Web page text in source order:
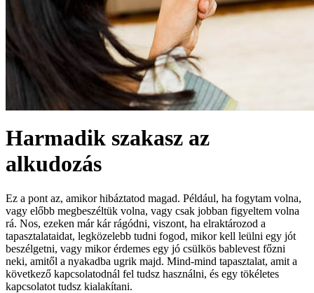
Harmadik szakasz az
alkudozás
Ez a pont az, amikor hibáztatod magad. Például, ha fogytam volna,
vagy előbb megbeszéltük volna, vagy csak jobban figyeltem volna
rá. Nos, ezeken már kár rágódni, viszont, ha elraktározod a
tapasztalataidat, legközelebb tudni fogod, mikor kell leülni egy jót
beszélgetni, vagy mikor érdemes egy jó csülkös bablevest főzni
neki, amitől a nyakadba ugrik majd. Mind-mind tapasztalat, amit a
következő kapcsolatodnál fel tudsz használni, és egy tökéletes
kapcsolatot tudsz kialakítani.